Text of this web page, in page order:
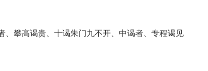
、攀高谒贵、十谒朱门九不开、中谒者、专程谒见